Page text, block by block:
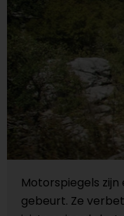
Motorspiegels
gebeurt. Ze